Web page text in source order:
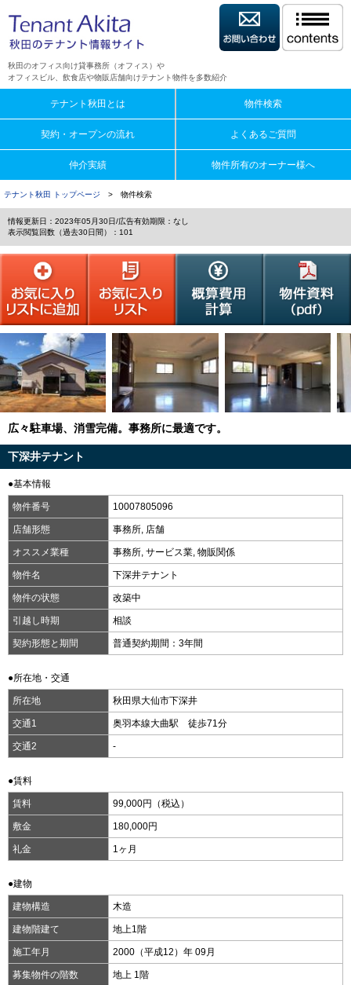
秋田のオフィス向け貸事務所（オフィス）や
オフィスビル、飲食店や物販店舗向けテナント物件を多数紹介
テナント秋田とは 物件検索
契約・オープンの流れ よくあるご質問
仲介実績 物件所有のオーナー様へ
テナント秋田 トップページ > 物件検索
情報更新日：2023年05月30日/広告有効期限：なし
表示閲覧回数（過去30日間）：101
広々駐車場、消雪完備。事務所に最適です。
下深井テナント
●基本情報
物件番号 10007805096
店舗形態 事務所, 店舗
オススメ業種 事務所, サービス業, 物販関係
物件名 下深井テナント
物件の状態 改築中
引越し時期 相談
契約形態と期間 普通契約期間：3年間
●所在地・交通
所在地 秋田県大仙市下深井
交通1 奥羽本線大曲駅 徒歩71分
交通2 -
●賃料
賃料 99,000円（税込）
敷金 180,000円
礼金 1ヶ月
●建物
建物構造 木造
建物階建て 地上1階
施工年月 2000（平成12）年 09月
募集物件の階数 地上 1階